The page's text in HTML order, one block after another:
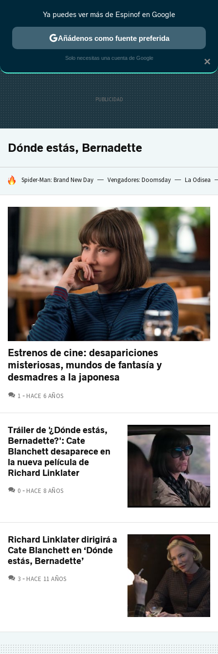
ESTRENOS REALITY ANIME RANKINGS CINE
Dónde estás, Bernadette
HOY SE HABLA DE
Spider-Man: Brand New Day Vengadores: Doomsday La Odisea
Estrenos de cine: desapariciones
misteriosas, mundos de fantasía y
desmadres a la japonesa
1 COMENTARIOS
HACE 6 AÑOS
Tráiler de '¿Dónde estás,
Bernadette?': Cate
Blanchett desaparece en
la nueva película de
Richard Linklater
0 COMENTARIOS
HACE 8 AÑOS
Richard Linklater dirigirá a
Cate Blanchett en ‘Dónde
estás, Bernadette’
3 COMENTARIOS
HACE 11 AÑOS
×
Ya puedes ver más de Espinof en Google
Añádenos como fuente preferida
Solo necesitas una cuenta de Google